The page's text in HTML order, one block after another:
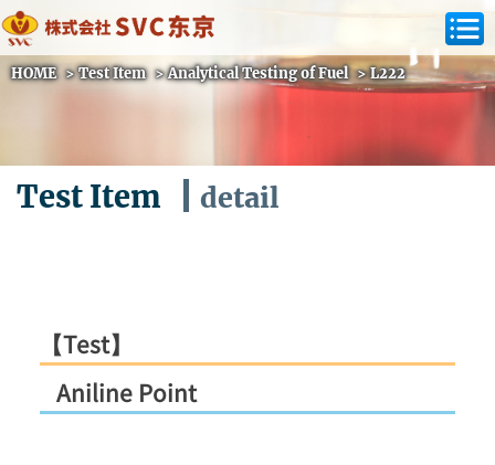
HOME >Test Item >Analytical Testing of Fuel >L222
Test Item detail
【Test】
Aniline Point